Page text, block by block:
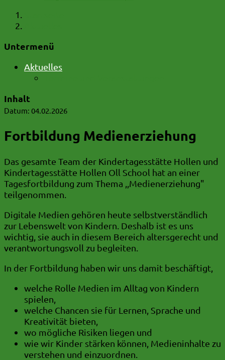
Untermenü
Aktuelles
Inhalt
Datum: 04.02.2026
Fortbildung Medienerziehung
Das gesamte Team der Kindertagesstätte Hollen und
Kindertagesstätte Hollen Oll School hat an einer
Tagesfortbildung zum Thema ,,Medienerziehung"
teilgenommen.
Digitale Medien gehören heute selbstverständlich
zur Lebenswelt von Kindern. Deshalb ist es uns
wichtig, sie auch in diesem Bereich altersgerecht und
verantwortungsvoll zu begleiten.
In der Fortbildung haben wir uns damit beschäftigt,
welche Rolle Medien im Alltag von Kindern
spielen,
welche Chancen sie für Lernen, Sprache und
Kreativität bieten,
wo mögliche Risiken liegen und
wie wir Kinder stärken können, Medieninhalte zu
verstehen und einzuordnen.